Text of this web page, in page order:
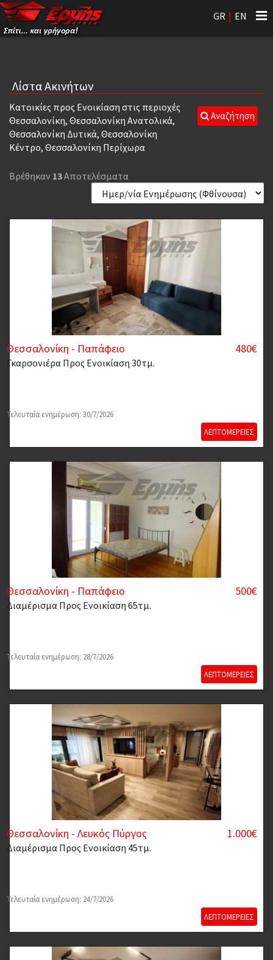
GR | EN
Λίστα Ακινήτων
Αναζήτηση
Κατοικίες προς Ενοικίαση στις περιοχές
Θεσσαλονίκη, Θεσσαλονίκη Ανατολικά,
Θεσσαλονίκη Δυτικά, Θεσσαλονίκη
Κέντρο, Θεσσαλονίκη Περίχωρα
Βρέθηκαν 13Αποτελέσματα
Θεσσαλονίκη - Παπάφειο 480€
Γκαρσονιέρα Προς Ενοικίαση 30τμ.
Τελευταία ενημέρωση: 30/7/2026
ΛΕΠΤΟΜΕΡΕΙΕΣ
Θεσσαλονίκη - Παπάφειο 500€
Διαμέρισμα Προς Ενοικίαση 65τμ.
Τελευταία ενημέρωση: 28/7/2026
ΛΕΠΤΟΜΕΡΕΙΕΣ
Θεσσαλονίκη - Λευκός Πύργος 1.000€
Διαμέρισμα Προς Ενοικίαση 45τμ.
Τελευταία ενημέρωση: 24/7/2026
ΛΕΠΤΟΜΕΡΕΙΕΣ